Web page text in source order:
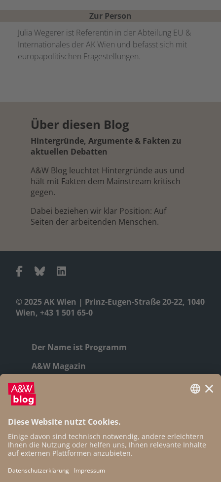
Zur Person
Julia Wegerer ist Referentin in der Abteilung EU &
Internationales der AK Wien und befasst sich mit
europapolitischen Fragestellungen.
© 2025 AK Wien | Prinz-Eugen-Straße 20-22, 1040
Wien, +43 1 501 65-0
Der Name ist Programm
A&W Magazin
Geschichte
Autor:innen
Newsletter
Open Access
Über diesen Blog
Hintergründe, Argumente & Fakten zu
aktuellen Debatten
A&W Blog leuchtet Hintergründe aus und
hält mit Fakten dem Mainstream kritisch
gegen.
Dabei beziehen wir klar Position: Auf
Seiten der arbeitenden Menschen.